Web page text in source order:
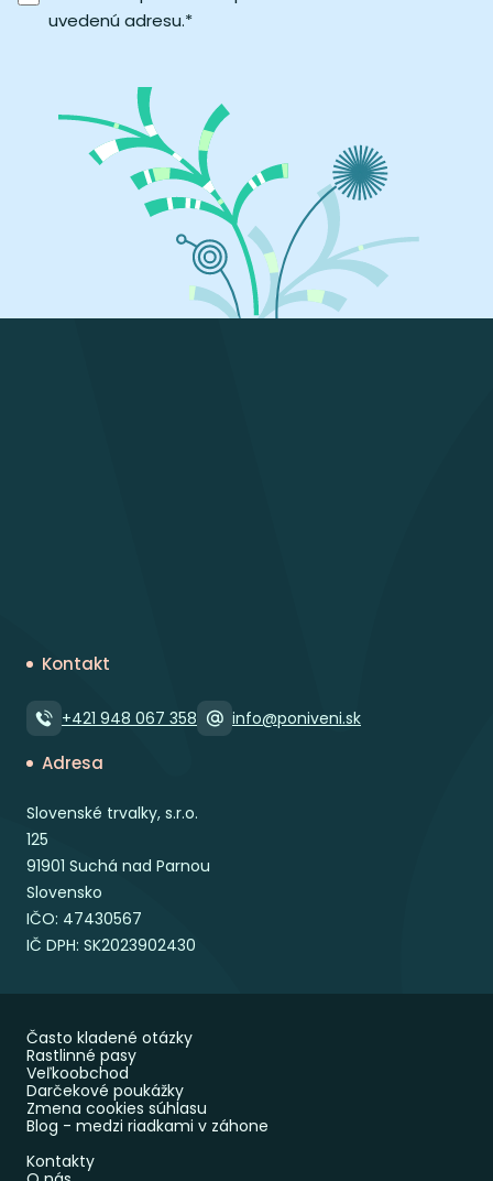
uvedenú adresu.*
Kontakt
+421 948 067 358 info@poniveni.sk
Adresa
Slovenské trvalky, s.r.o.
125
91901 Suchá nad Parnou
Slovensko
IČO: 47430567
IČ DPH: SK2023902430
Často kladené otázky
Rastlinné pasy
Veľkoobchod
Darčekové poukážky
Zmena cookies súhlasu
Blog - medzi riadkami v záhone
Kontakty